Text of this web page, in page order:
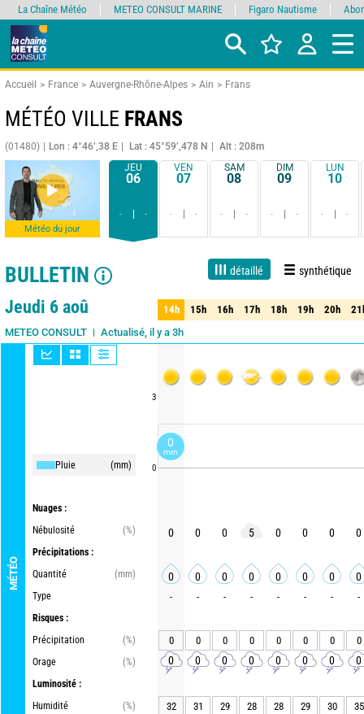
Accueil France Auvergne-Rhône-Alpes Ain Frans
MÉTÉO VILLE FRANS
(01480) Lon : 4°46’,38 E Lat : 45°59’,478 N Alt : 208m
Météo du jour
JEU
06
- -
VEN
07
- -
SAM
08
- -
DIM
09
- -
LUN
10
- -
BULLETIN détaillé synthétique
Live 1 jour 3 jours 15 jours Fiabilité 90%
Jeudi 6 aoû
METEO CONSULT Actualisé, il y a 3h
MÉTÉO
Pluie (mm)
Nuages :
Nébulosité
(%)
Précipitations :
Quantité
(mm)
Type
Risques :
Précipitation
(%)
Orage
(%)
Luminosité :
Humidité
(%)
3
0
14h 15h 16h 17h 18h 19h 20h
14h 15h 16h 17h 18h 19h 20h
0 0 0 5 0 0 0 0
0 0 0 0 0 0 0 0
- - - - - - - -
0 0 0 0 0 0 0 0
0 0 0 0 0 0 0 0
32 31 29 28 28 29 30
35
La Chaîne Météo METEO CONSULT MARINE Figaro Nautisme
0
mm